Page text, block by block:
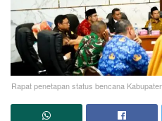
Rapat penetapan status bencana